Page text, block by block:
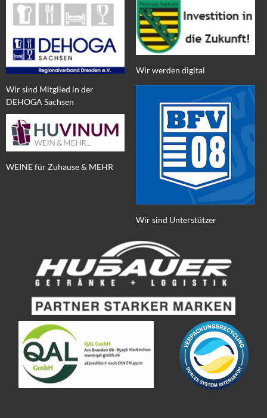
Wir sind Mitglied in der
DEHOGA Sachsen
WEINE für Zuhause & MEHR
Wir werden digital
Wir sind Unterstützer